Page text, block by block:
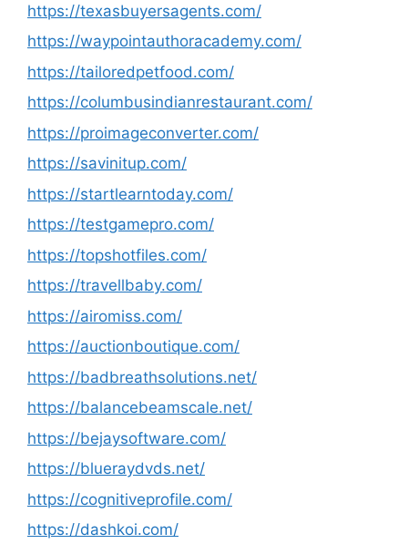
https://texasbuyersagents.com/
https://waypointauthoracademy.com/
https://tailoredpetfood.com/
https://columbusindianrestaurant.com/
https://proimageconverter.com/
https://savinitup.com/
https://startlearntoday.com/
https://testgamepro.com/
https://topshotfiles.com/
https://travellbaby.com/
https://airomiss.com/
https://auctionboutique.com/
https://badbreathsolutions.net/
https://balancebeamscale.net/
https://bejaysoftware.com/
https://blueraydvds.net/
https://cognitiveprofile.com/
https://dashkoi.com/